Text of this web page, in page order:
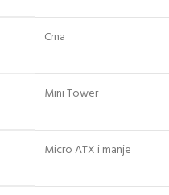
Crna
Mini Tower
Micro ATX i manje